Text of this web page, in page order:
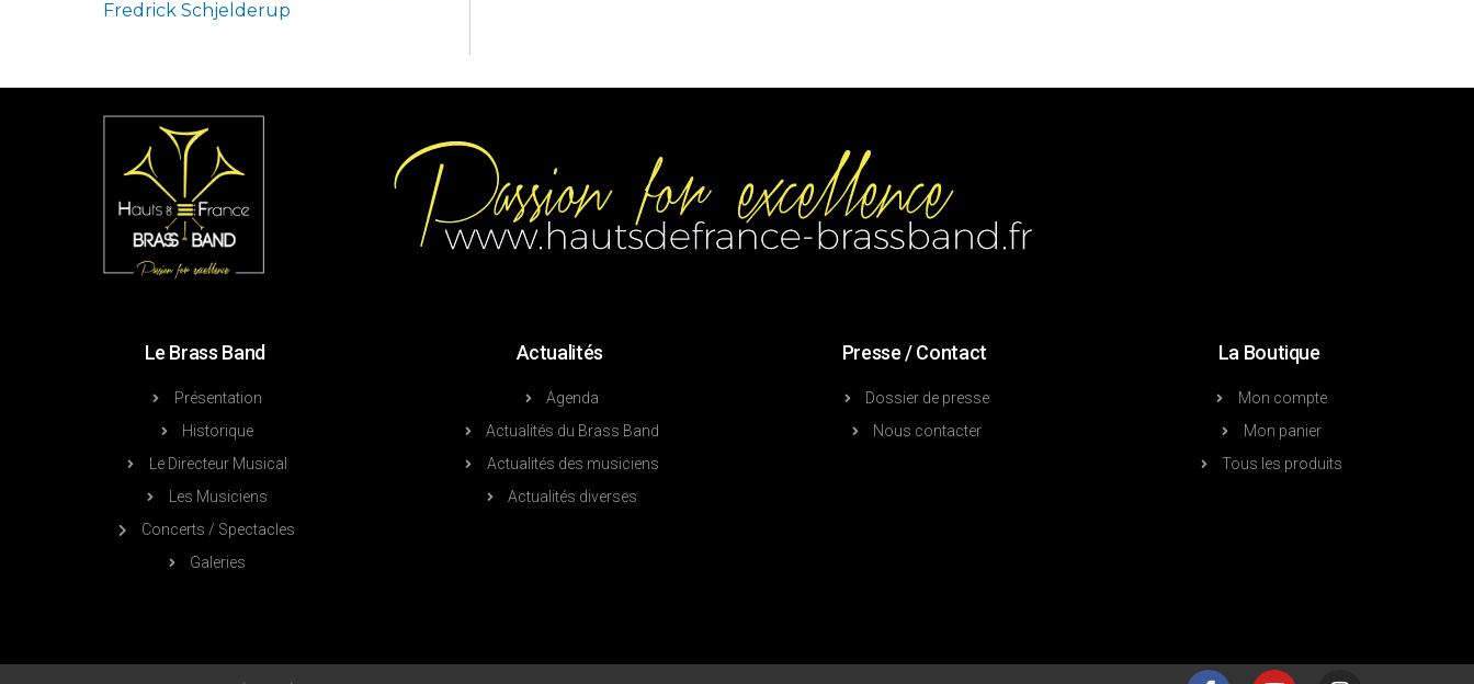
Fredrick Schjelderup
Le Brass Band
Présentation
Historique
Le Directeur Musical
Les Musiciens
Concerts / Spectacles
Galeries
Actualités
Agenda
Actualités du Brass Band
Actualités des musiciens
Actualités diverses
Presse / Contact
Dossier de presse
Nous contacter
La Boutique
Mon compte
Mon panier
Tous les produits